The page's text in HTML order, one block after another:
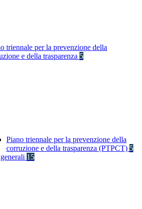
triennale per la prevenzione della
e della trasparenza 5
Piano triennale per la prevenzione della
corruzione e della trasparenza (PTPCT) 5
15